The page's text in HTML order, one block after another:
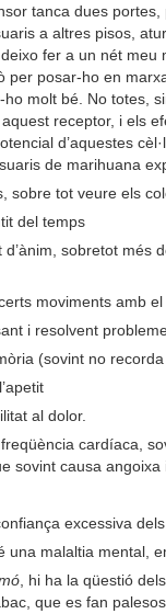
tanca dues
a altres pisos,
fer a un nét meu
per posar-ho en
molt bé. No totes,
receptor, i els
d’aquestes
de marihuana
sobre tot veure els
del temps
d’ànim, sobretot més
moviments amb
i resolvent
(sovint no
al dolor.
cardíaca,
sovint causa
excessiva
una malaltia mental,
, hi ha la qüestió
que es fan